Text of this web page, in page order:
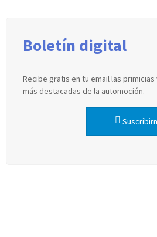
Boletín digital
Recibe gratis en tu email las
más destacadas de la automoción.